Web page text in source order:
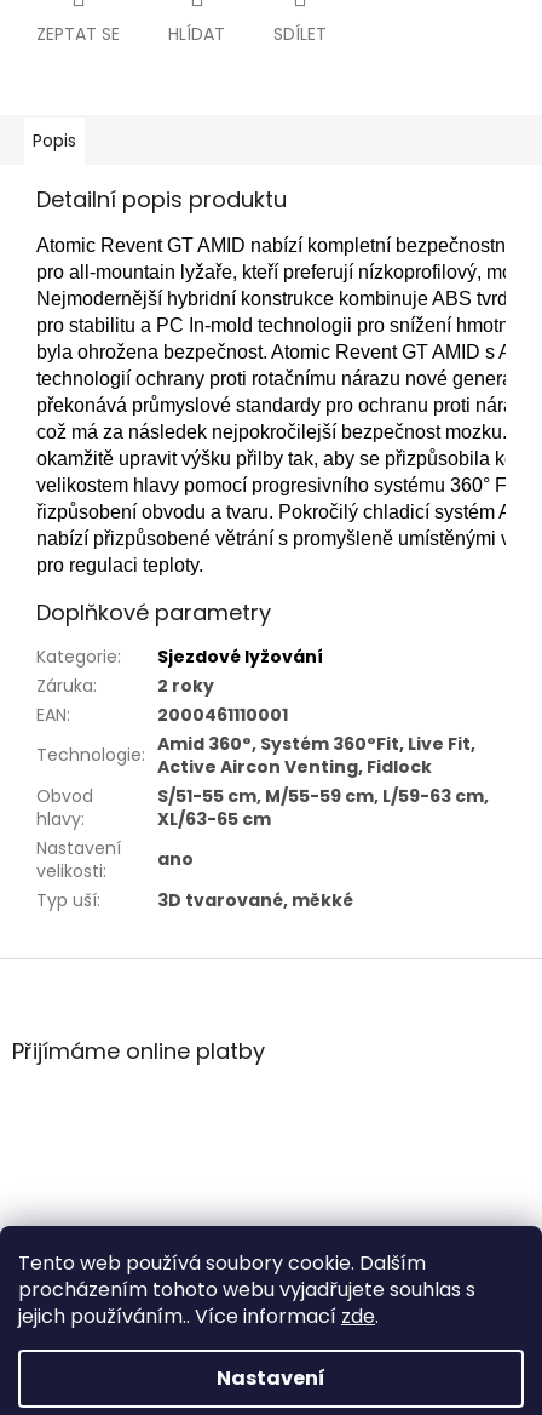
Tento web používá soubory cookie. Dalším
procházením tohoto webu vyjadřujete souhlas s
jejich používáním.. Více informací zde.
Nastavení
ZEPTAT SE HLÍDAT SDÍLET
Popis
Detailní popis produktu
Atomic Revent GT AMID nabízí kompletní bezpečnostní
pro all-mountain lyžaře, kteří preferují nízkoprofilový,
Nejmodernější hybridní konstrukce kombinuje ABS tvrdou
pro stabilitu a PC In-mold technologii pro snížení
byla ohrožena bezpečnost. Atomic Revent GT AMID s
technologií ochrany proti rotačnímu nárazu nové
překonává průmyslové standardy pro ochranu proti
což má za následek nejpokročilejší bezpečnost mozku.
okamžitě upravit výšku přilby tak, aby se přizpůsobila
velikostem hlavy pomocí progresivního systému 360° Fit a
řizpůsobení obvodu a tvaru. Pokročilý chladicí systém
nabízí přizpůsobené větrání s promyšleně umístěnými
pro regulaci teploty.
Doplňkové parametry
Kategorie:
Sjezdové lyžování
Záruka:
2 roky
EAN:
2000461110001
Technologie: Amid 360°, Systém 360°Fit, Live Fit,
Active Aircon Venting, Fidlock
Obvod
hlavy:
S/51-55 cm, M/55-59 cm, L/59-63 cm,
XL/63-65 cm
Nastavení
velikosti:
ano
Typ uší: 3D tvarované, měkké
Z
aPřijímáme online platby
Vytvořil Shoptet